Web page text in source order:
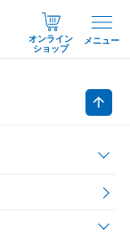
オンライン
ショップ
メニュー